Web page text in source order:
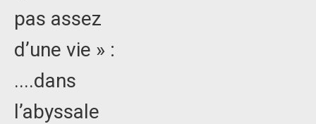
pas assez
d’une vie » :
....dans
l’abyssale